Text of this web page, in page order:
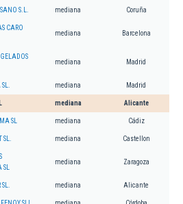
S.L. mediana Coruña
CARO
mediana Barcelona
mediana Madrid
mediana Madrid
mediana Alicante
SL mediana Cádiz
mediana Castellon
mediana Zaragoza
mediana Alicante